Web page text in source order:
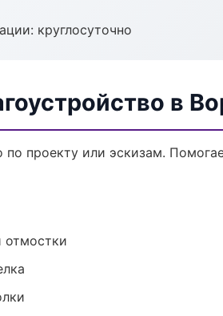
круглосуточно
в
по проекту или эскизам.
отмостки